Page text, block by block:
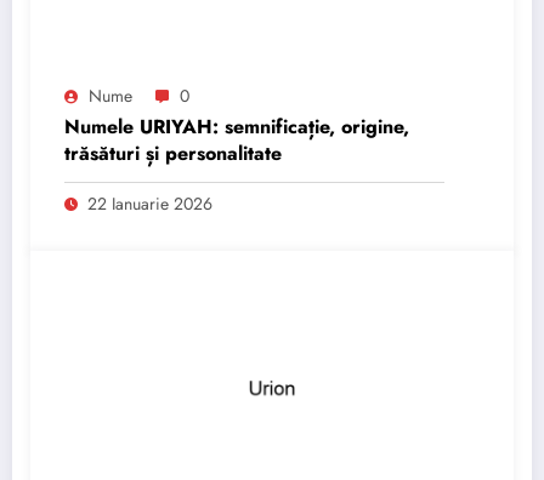
Nume 0
Numele URIYAH: semnificație, origine,
trăsături și personalitate
22 Ianuarie 2026